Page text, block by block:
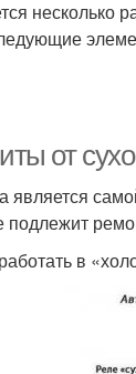
несколько
от
является
в